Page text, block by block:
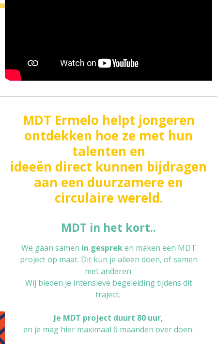
MDT Ermelo helpt jongeren
ontdekken hoe ze met hun
talenten en
ideeën direct kunnen bijdragen
aan een duurzamere en
circulaire wereld.
MDT in het kort..
We gaan samen in gespreken maken een MDT
project op maat. Dit kun je alleen doen, of samen
met anderen.
Wij bieden je intensieve begeleiding tijdens dit
traject.
Je MDT project duurt 80 uur,
en je mag hier maximaal 6 maanden over doen.